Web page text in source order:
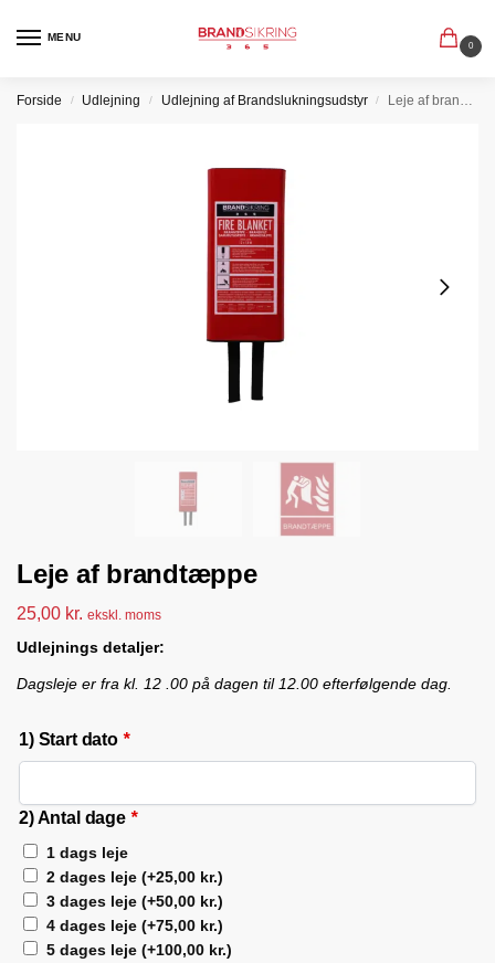
MENU
0
Forside / Udlejning / Udlejning af Brandslukningsudstyr / Leje af brandtæppe
Leje af brandtæppe
25,00 kr. ekskl. moms
Udlejnings detaljer:
Dagsleje er fra kl. 12 .00 på dagen til 12.00 efterfølgende dag.
1) Start dato *
2) Antal dage *
1 dags leje
2 dages leje (+25,00 kr.)
3 dages leje (+50,00 kr.)
4 dages leje (+75,00 kr.)
5 dages leje (+100,00 kr.)